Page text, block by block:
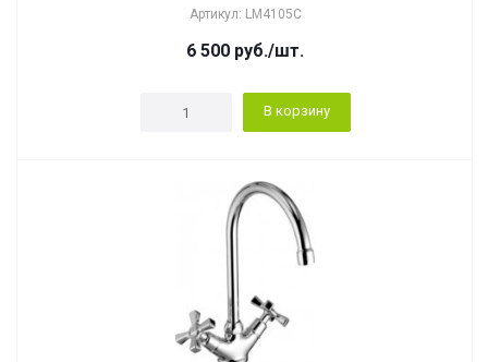
Артикул: LM4105C
6 500 руб./шт.
В корзину